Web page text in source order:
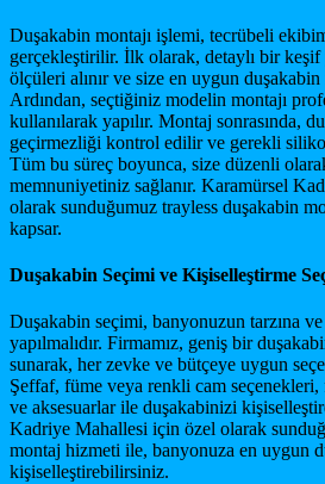
Duşakabin montajı işlemi, tecrübeli
gerçekleştirilir. İlk olarak, detaylı bir keşif
ölçüleri alınır ve size en uygun
Ardından, seçtiğiniz modelin montajı
kullanılarak yapılır. Montaj sonrasında,
geçirmezliği kontrol edilir ve gerekli
Tüm bu süreç boyunca, size düzenli
memnuniyetiniz sağlanır. Karamürsel
olarak sunduğumuz trayless duşakabin
kapsar.
Duşakabin Seçimi ve Kişiselleştirme
Duşakabin seçimi, banyonuzun tarzına
yapılmalıdır. Firmamız, geniş bir
sunarak, her zevke ve bütçeye uygun
Şeffaf, füme veya renkli cam seçenekleri,
ve aksesuarlar ile duşakabinizi
Kadriye Mahallesi için özel olarak
montaj hizmeti ile, banyonuza en uygun
kişiselleştirebilirsiniz.